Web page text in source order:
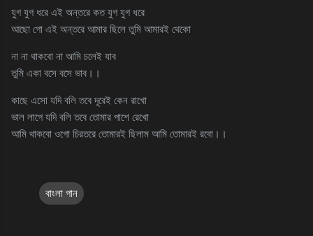
যুগ যুগ ধরে এই অন্তরে কত যুগ যুগ ধরে
আছো গো এই অন্তরে আমার ছিলে তুমি আমারই থেকো
না না থাকবো না আমি চলেই যাব
তুমি একা বসে বসে ভাব।।
কাছে এসো যদি বলি তবে দূরেই কেন রাখো
ভাল লাগে যদি বলি তবে তোমার পাশে রেখো
আমি থাকবো ওগো চিরতরে তোমারই ছিলাম আমি তোমারই রবো।।
বাংলা গান